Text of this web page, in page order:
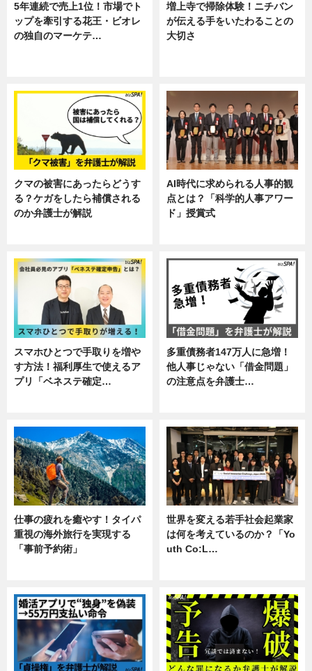
5年連続で売上1位！市場でト
ップを牽引する花王・ビオレ
の独自のマーケテ…
増上寺で掃除体験！ニチバン
が伝える手をいたわることの
大切さ
クマの被害にあったらどうす
る？ケガをしたら補償される
のか弁護士が解説
AI時代に求められる人事的観
点とは？「科学的人事アワー
ド」授賞式
スマホひとつで手取りを増や
す方法！福利厚生で使えるア
プリ「ベネステ確定…
多重債務者147万人に急増！
他人事じゃない「借金問題」
の注意点を弁護士…
仕事の疲れを癒やす！タイパ
重視の海外旅行を実現する
「事前予約術」
世界を変える若手社会起業家
は何を考えているのか？「Yo
uth Co:L…